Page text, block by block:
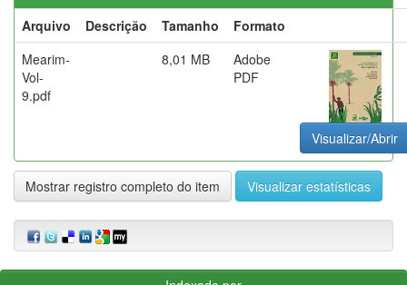
Arquivo
Descrição Tamanho
Formato
Mearim-
Vol-
9.pdf
8,01 MB
Adobe
PDF
Visualizar/Abrir
Mostrar registro completo do item Visualizar estatísticas